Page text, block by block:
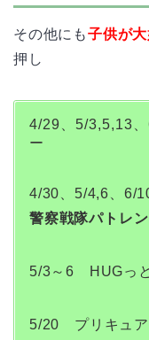
その他にも子供が
押し
4/29、5/3,5,13
ー
4/30、5/4,6、
警察戦隊パトレ
5/3～6 HUGっと
5/20 プリキュア